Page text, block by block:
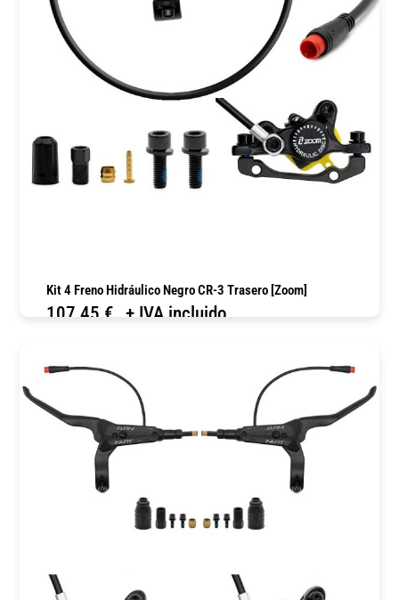
Kit 4 Freno Hidráulico Negro CR-3 Trasero [Zoom]
107,45 € + IVA incluido